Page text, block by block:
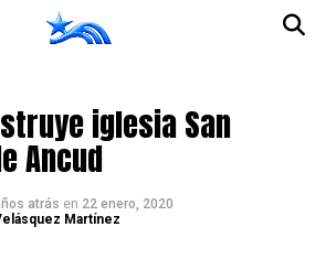
iglesia San
Ancud
atrás en 22 enero, 2020
Martínez
Ir a la versión móvil